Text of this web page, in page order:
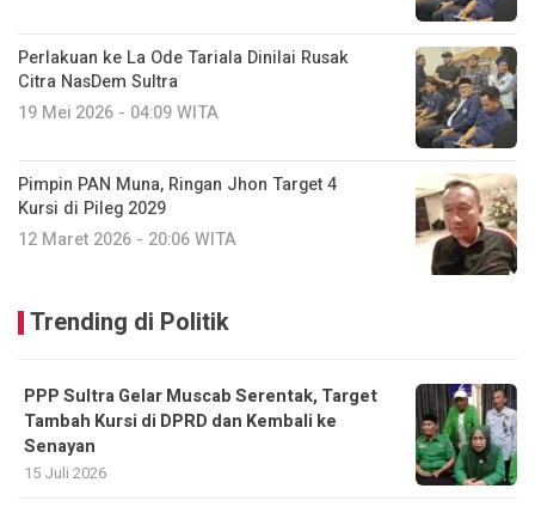
Perlakuan ke La Ode Tariala Dinilai Rusak
Citra NasDem Sultra
19 Mei 2026 - 04:09 WITA
Pimpin PAN Muna, Ringan Jhon Target 4
Kursi di Pileg 2029
12 Maret 2026 - 20:06 WITA
Trending di Politik
PPP Sultra Gelar Muscab Serentak, Target
Tambah Kursi di DPRD dan Kembali ke
Senayan
15 Juli 2026